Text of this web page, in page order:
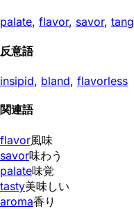
palate, flavor, savor, tang
反意語
insipid, bland, flavorless
関連語
flavor風味
savor味わう
palate味覚
tasty美味しい
aroma香り